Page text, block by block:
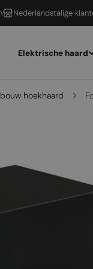
Nederlandstalige
Elektrische haard
hoekhaard